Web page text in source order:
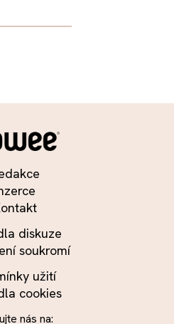
diskuze
soukromí
užití
cookies
nás na: